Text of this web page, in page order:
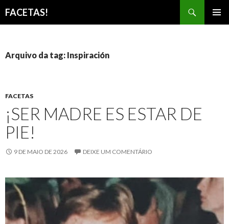
FACETAS!
CONTEÚDO
Arquivo da tag: Inspiración
FACETAS
¡SER MADRE ES ESTAR DE
PIE!
9 DE MAIO DE 2026 DEIXE UM COMENTÁRIO